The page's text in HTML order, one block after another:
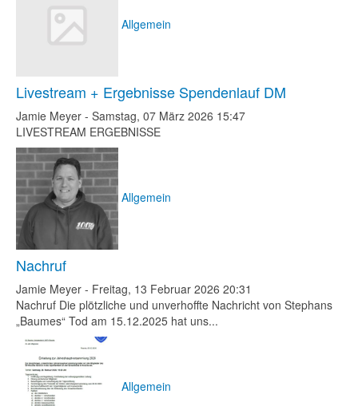
Allgemein
Livestream + Ergebnisse Spendenlauf DM
Jamie Meyer - Samstag, 07 März 2026 15:47
LIVESTREAM ERGEBNISSE
Allgemein
Nachruf
Jamie Meyer - Freitag, 13 Februar 2026 20:31
Nachruf Die plötzliche und unverhoffte Nachricht von Stephans
„Baumes“ Tod am 15.12.2025 hat uns...
Allgemein